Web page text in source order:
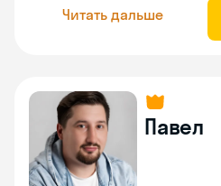
Читать дальше
Павел